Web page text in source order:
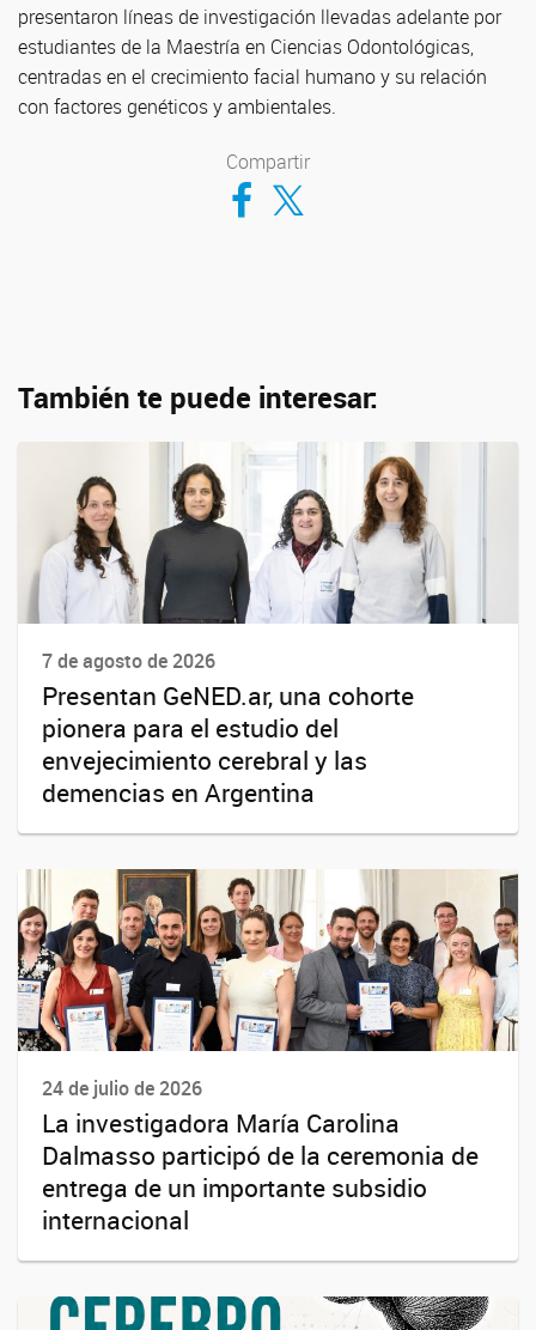
presentaron líneas de investigación llevadas adelante por
estudiantes de la Maestría en Ciencias Odontológicas,
centradas en el crecimiento facial humano y su relación
con factores genéticos y ambientales.
Compartir
Compartir en Facebook
Compartir en Twitter
También te puede interesar:
7 de agosto de 2026
Presentan GeNED.ar, una cohorte
pionera para el estudio del
envejecimiento cerebral y las
demencias en Argentina
24 de julio de 2026
La investigadora María Carolina
Dalmasso participó de la ceremonia de
entrega de un importante subsidio
internacional